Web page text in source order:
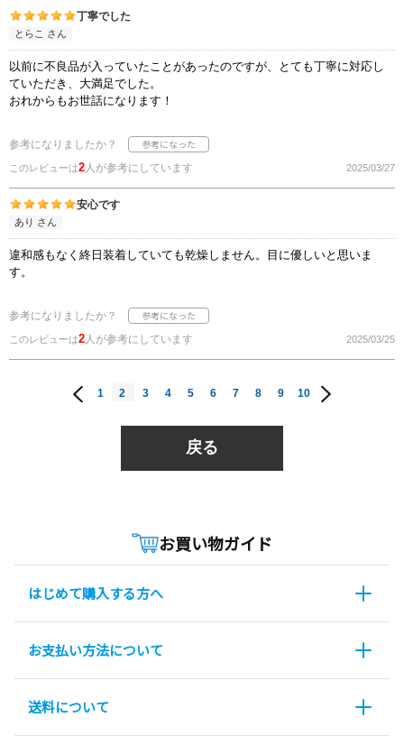
丁寧でした
とらこ さん
以前に不良品が入っていたことがあったのですが、とても丁寧に対応し
ていただき、大満足でした。
おれからもお世話になります！
参考になりましたか？
このレビューは2人が参考にしています 2025/03/27
安心です
あり さん
違和感もなく終日装着していても乾燥しません。目に優しいと思いま
す。
参考になりましたか？
このレビューは2人が参考にしています 2025/03/25
1 2 3 4 5 6 7 8 9 10
戻る
お買い物ガイド
はじめて購入する方へ
お支払い方法について
送料について